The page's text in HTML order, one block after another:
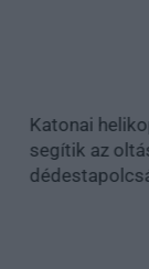
Katonai
segítik az